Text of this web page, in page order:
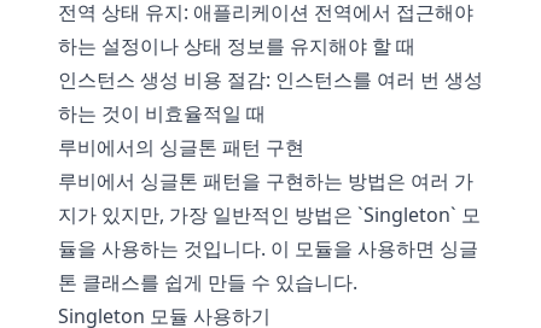
전역 상태 유지: 애플리케이션 전역에서 접근해야
하는 설정이나 상태 정보를 유지해야 할 때
인스턴스 생성 비용 절감: 인스턴스를 여러 번 생성
하는 것이 비효율적일 때
루비에서의 싱글톤 패턴 구현
루비에서 싱글톤 패턴을 구현하는 방법은 여러 가
지가 있지만, 가장 일반적인 방법은 `Singleton` 모
듈을 사용하는 것입니다. 이 모듈을 사용하면 싱글
톤 클래스를 쉽게 만들 수 있습니다.
Singleton 모듈 사용하기